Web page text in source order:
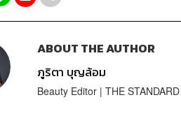
ABOUT THE AUTHOR
ภูริตา บุญล้อม
Beauty Editor | THE